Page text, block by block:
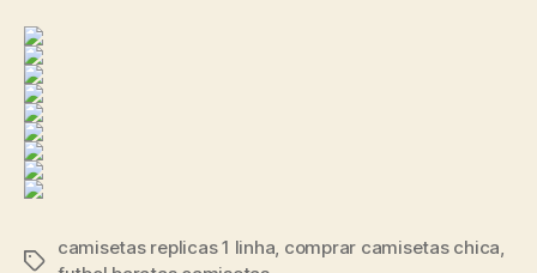
Etiquetas
camisetas replicas 1 linha, comprar camisetas chica,